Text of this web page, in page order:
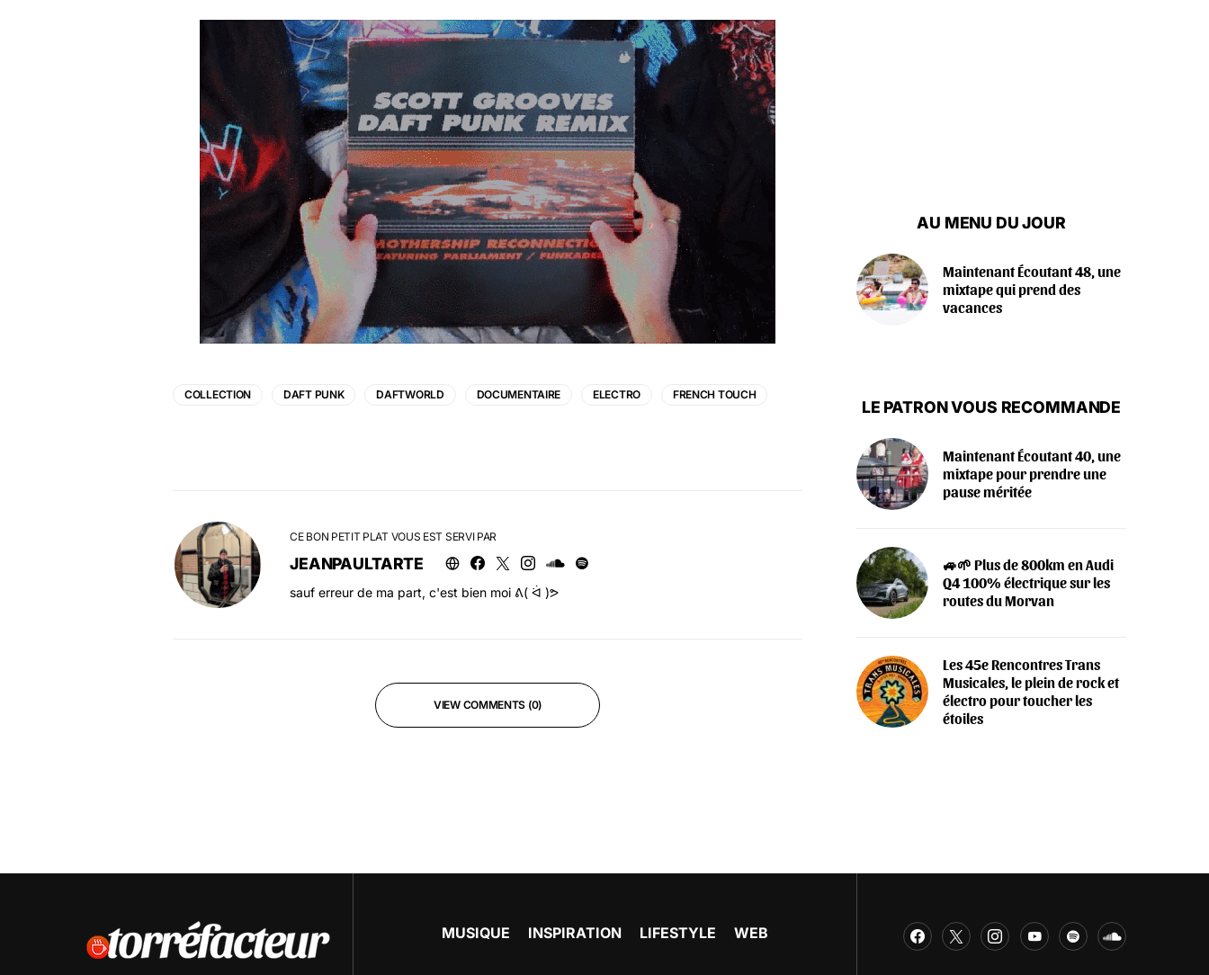
COLLECTION DAFT PUNK DAFTWORLD DOCUMENTAIRE ELECTRO FRENCH TOUCH
CE BON PETIT PLAT VOUS EST SERVI PAR
JEANPAULTARTE
sauf erreur de ma part, c'est bien moi ᕕ( ᐛ )ᕗ
VIEW COMMENTS (0)
AU MENU DU JOUR
Maintenant Écoutant 48, une
mixtape qui prend des
vacances
LE PATRON VOUS RECOMMANDE
Maintenant Écoutant 40, une
mixtape pour prendre une
pause méritée
🚙🌱 Plus de 800km en Audi
Q4 100% électrique sur les
routes du Morvan
Les 45e Rencontres Trans
Musicales, le plein de rock et
électro pour toucher les
étoiles
MUSIQUE INSPIRATION LIFESTYLE WEB